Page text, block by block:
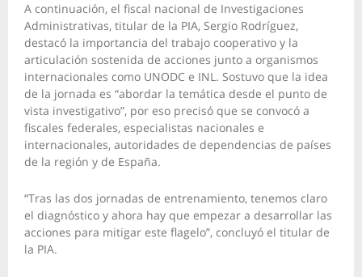
A continuación, el fiscal nacional de Investigaciones
Administrativas, titular de la PIA, Sergio Rodríguez,
destacó la importancia del trabajo cooperativo y la
articulación sostenida de acciones junto a organismos
internacionales como UNODC e INL. Sostuvo que la idea
de la jornada es “abordar la temática desde el punto de
vista investigativo”, por eso precisó que se convocó a
fiscales federales, especialistas nacionales e
internacionales, autoridades de dependencias de países
de la región y de España.
“Tras las dos jornadas de entrenamiento, tenemos claro
el diagnóstico y ahora hay que empezar a desarrollar las
acciones para mitigar este flagelo”, concluyó el titular de
la PIA.